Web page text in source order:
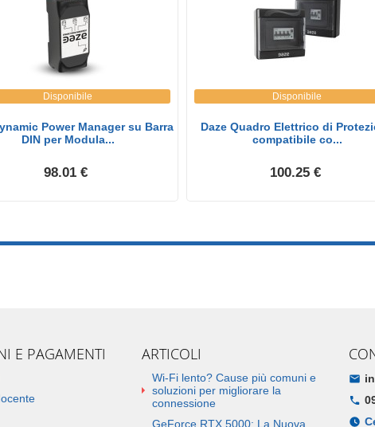
Disponibile
Power Manager su Barra
DIN per Modula...
98.01 €
Disponibile
Daze Quadro Elettrico di
compatibile co...
100.25 €
E PAGAMENTI ARTICOLI
Wi-Fi lento? Cause più comuni e
soluzioni per migliorare la
connessione
GeForce RTX 5000: La Nuova